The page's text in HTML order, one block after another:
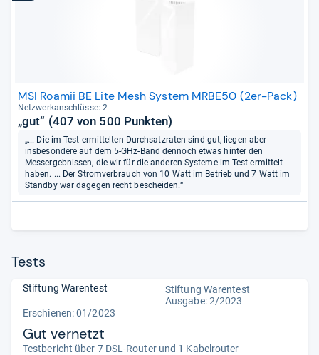
MSI Roamii BE Lite Mesh System MRBE50 (2er-Pack)
Netz­werk­an­schlüsse: 2
„gut“ (407 von 500 Punkten)
„... Die im Test ermittelten Durchsatzraten sind gut, liegen aber
insbesondere auf dem 5-GHz-Band dennoch etwas hinter den
Messergebnissen, die wir für die anderen Systeme im Test ermittelt
haben. ... Der Stromverbrauch von 10 Watt im Betrieb und 7 Watt im
Standby war dagegen recht bescheiden.“
Tests
Stiftung Warentest
Stiftung Warentest
Ausgabe: 2/2023
Erschienen: 01/2023
Gut vernetzt
Testbericht über 7 DSL-Router und 1 Kabelrouter